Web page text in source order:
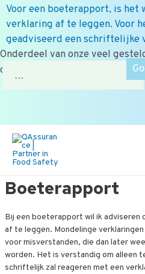
Voor een boeterapport, is
verklaring af te leggen. Voor
geadviseerd een schriftelijke
Onderdeel van onze veel
of zoek op onderwerp.
Zoek
naar:
naar
Boeterapport
Bij een boeterapport wil ik adviseren
af te leggen. Mondelinge
voor misverstanden, die dan later
worden. Het is verstandig om alleen
schriftelijk zal reageren met een